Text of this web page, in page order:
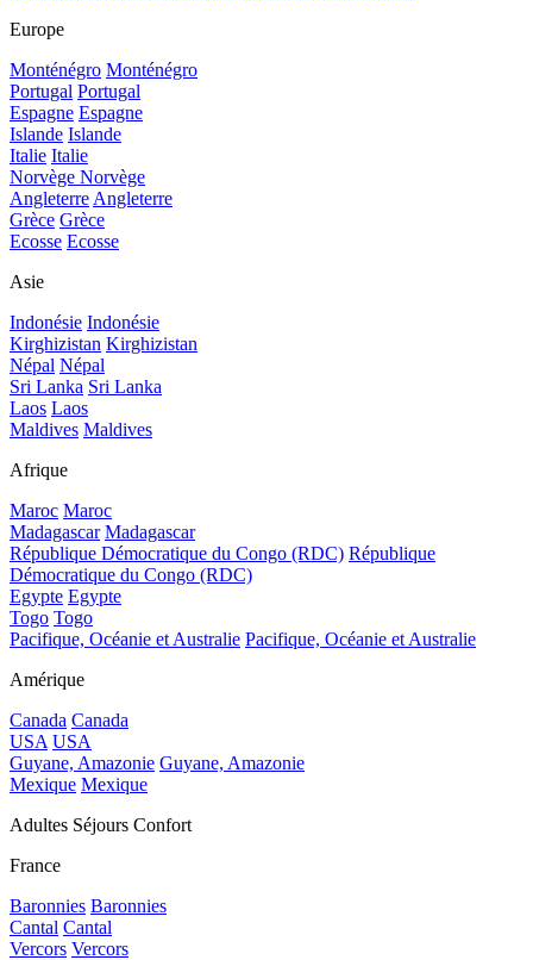
Europe
Monténégro Monténégro
Portugal Portugal
Espagne Espagne
Islande Islande
Italie Italie
Norvège Norvège
Angleterre Angleterre
Grèce Grèce
Ecosse Ecosse
Asie
Indonésie Indonésie
Kirghizistan Kirghizistan
Népal Népal
Sri Lanka Sri Lanka
Laos Laos
Maldives Maldives
Afrique
Maroc Maroc
Madagascar Madagascar
République Démocratique du Congo (RDC) République
Démocratique du Congo (RDC)
Egypte Egypte
Togo Togo
Pacifique, Océanie et Australie Pacifique, Océanie et Australie
Amérique
Canada Canada
USA USA
Guyane, Amazonie Guyane, Amazonie
Mexique Mexique
Adultes Séjours Confort
France
Baronnies Baronnies
Cantal Cantal
Vercors Vercors